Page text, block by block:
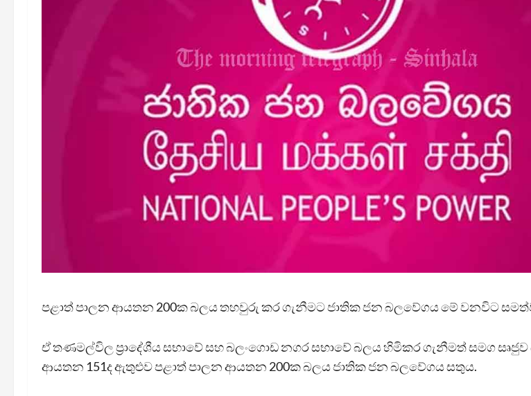
පළාත් පාලන ආයතන 200ක බලය තහවුරු කර ගැනීමට ජාතික ජන බලවේගය මේ වනවිට
ඒ තණමල්විල ප්‍රාදේශීය සභාවේ සහ බලංගොඩ නගර සභාවේ බලය හිමිකර ගැනීමත් සමග
ආයතන 151ද ඇතුළුව පළාත් පාලන ආයතන 200ක බලය ජාතික ජන බලවේගය සතුය.